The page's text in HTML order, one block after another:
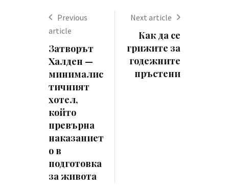
Previous
article
Затворът
Халден —
минималис
тичният
хотел,
който
превърна
наказаниет
о в
подготовка
за живота
Next article
Как да се
грижите за
годежните
пръстени